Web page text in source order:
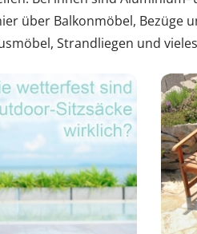
über Balkonmöbel, Bezüge
Strandliegen und